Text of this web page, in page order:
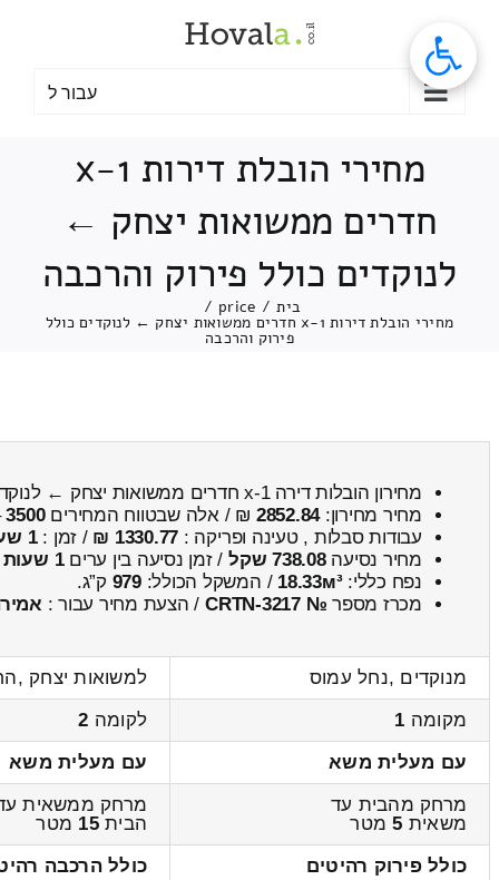
עבור ל
מחירי הובלת דירות 1-x
חדרים ממשואות יצחק ←
לנוקדים כולל פירוק והרכבה
בית /
price
/
מחירי הובלת דירות 1-x חדרים ממשואות יצחק ← לנוקדים כולל
פירוק והרכבה
מחירון הובלות דירה 1-x חדרים ממשואות יצחק ← לנוקדים
מחיר מחירון:2852.84 ₪ / אלה שבטווח המחירים3500
עבודות סבלות , טעינה ופריקה : 1330.77 ₪ / זמן :1 שעות 7 דקות
מחיר נסיעה738.08 שקל / זמן נסיעה בין ערים1 שעות , 20 דקות
נפח כללי:18.33м³ / המשקל הכולל:979 ק”ג.
מכרז מספר № CRTN-3217 / הצעת מחיר עבור :
מנוקדים ,נחל עמוס
למשואות יצחק
מקומה 1 לקומה 2
עם מעלית משא
עם מעלית משא
מרחק מהבית עד
משאית 5מטר
מרחק ממשאית
הבית15 מטר
כולל פירוק רהיטים
כולל הרכבה